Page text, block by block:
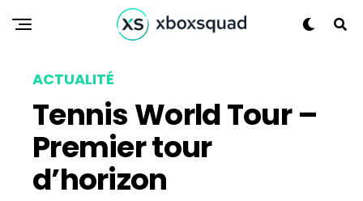
ACTUALITÉ
Tennis World Tour –
Premier tour
d’horizon